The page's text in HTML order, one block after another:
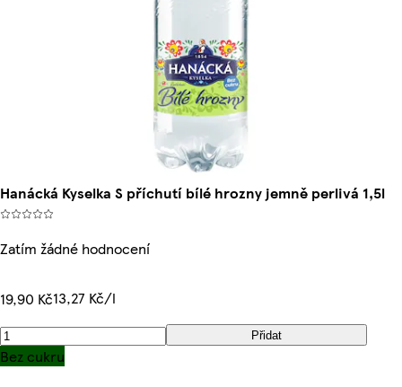
Hanácká Kyselka S příchutí bílé hrozny jemně perlivá 1,5l
Zatím žádné hodnocení
19,90 Kč13,27 Kč/l
Přidat
Bez cukru